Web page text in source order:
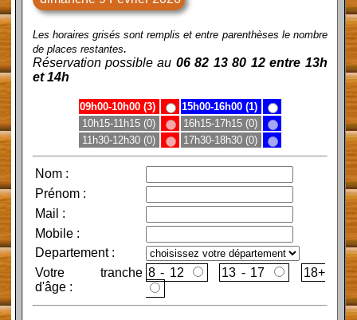
Les horaires grisés sont remplis et entre parenthèses le nombre
de places restantes.
Réservation possible au 06 82 13 80 12 entre 13h
et 14h
09h00-10h00 (3)
15h00-16h00 (1)
10h15-11h15 (0)
16h15-17h15 (0)
11h30-12h30 (0)
17h30-18h30 (0)
Nom:
Prénom:
Mail :
Mobile:
Departement :
Votre tranche
d'âge :
8 - 12 13 - 17 18+